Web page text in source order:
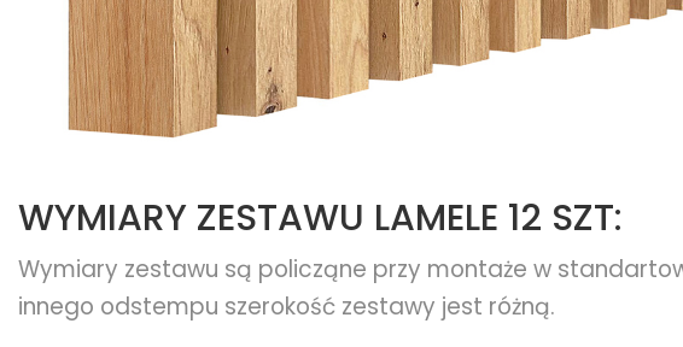
WYMIARY ZESTAWU LAMELE 12 SZT:
Wymiary zestawu są policząne przy montaże w
innego odstempu szerokość zestawy jest różną.